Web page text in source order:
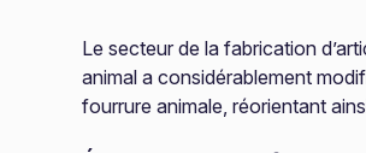
Le secteur de la fabrication
animal a considérablement
fourrure animale, réorientant